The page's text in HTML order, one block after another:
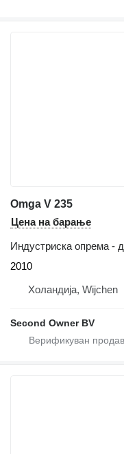
Omga V 235
Цена на барање
Индустриска опрема -
2010
Холандија, Wijchen
Second Owner BV